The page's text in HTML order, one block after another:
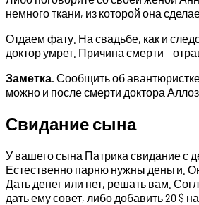
немного ткани, из которой она
Отдаем фату. На свадьбе, как и
доктор умрет. Причина смерти –
Заметка. Сообщить об
можно и после смерти доктора
Свидание сына
У вашего сына Патрика свидание с
Естественно парню нужны деньги. Он
Дать денег или нет, решать вам.
дать ему совет, либо добавить 20 $